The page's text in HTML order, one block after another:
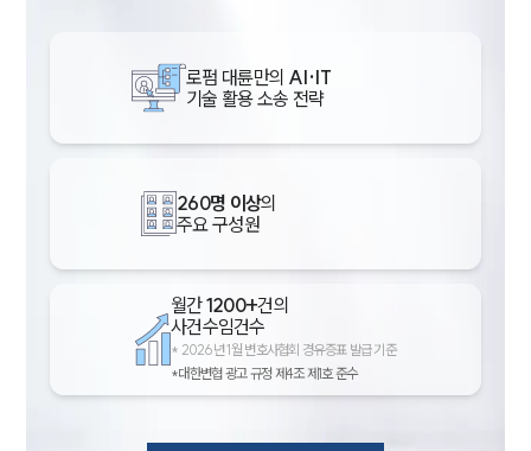
로펌 대륜만의 AI·IT
기술 활용 소송 전략
260명 이상의
주요 구성원
월간1200+건의
사건수임건수
* 2026년 1월 변호사협회 경유증표 발급 기준
*대한변협 광고 규정 제4조 제1호 준수